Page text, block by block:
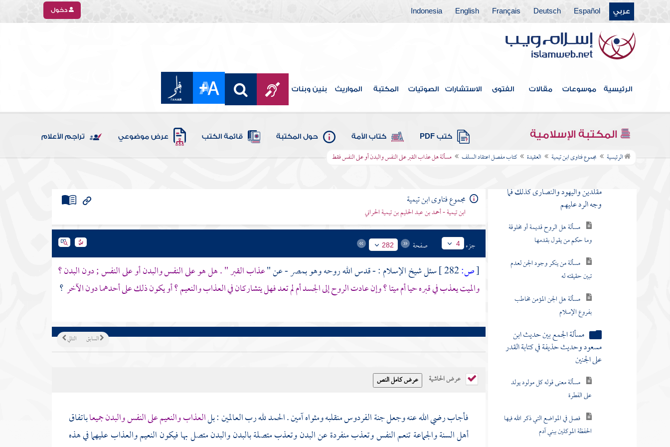
عربي Español
Deutsch
Français
English
Indonesia دخول
الرئيسية موسوعات مقالات الفتوى الاستشارات الصوتيات المكتبة المواريث بنين وبنات
المكتبة الإسلامية كتب PDF كتاب الأمة حول المكتبة قائمة الكتب عرض موضوعي تراجم الأعلام
الرئيسية مجموع فتاوى ابن تيمية العقيدة كتاب مفصل اعتقاد السلف مسألة هل عذاب القبر على النفس والبدن أو على النفس فقط
كتاب توحيد الربوبية
كتاب مجمل اعتقاد السلف
مسألة مذهب السلف
والمتأخرين في الاعتقاد والأصح منهما
قاعدة الاستدلال بكون الشيء
بدعة على كراهيته
مقلدين واليهود والنصارى كذلك فما
وجه الرد عليهم
مسألة هل الروح قديمة أو مخلوقة
وما حكم من يقول بقدمها
مسألة من ينكر وجود الجن لعدم
تبين حقيقته له
مسألة هل الجن المؤمن مخاطب
بفروع الإسلام
مسألة الجمع بين حديث ابن
مسعود وحديث حذيفة في كتابة القدر
على الجنين
مسألة معنى قوله كل مولود يولد
على الفطرة
فصل في المواضع التي ذكر الله فيها
الحفظة الموكلين ببني آدم
مجموع فتاوى ابن تيمية
ابن تيمية - أحمد بن عبد الحليم بن تيمية الحراني
جزء 4 صفحة 282
[ص: سئل شيخ الإسلام : - قدس الله روحه وهوبمصر- عن "عذاب القبر " . هل هو على النفس والبدن أو على النفس ; دون البدن ؟
والميت يعذب في قبره حيا أم ميتا ؟ وإن عادت الروح إلى الجسد أم لم تعد فهل يتشاركان في العذاب والنعيم ؟ أو يكون ذلك على أحدهما دون الآخر؟
التالي السابق
عرض الحاشية
فأجاب رضي الله عنه وجعل جنة الفردوس منقلبه ومثواه آمين . الحمد لله رب العالمين : بلالعذاب والنعيم على النفس والبدن جميعاباتفاق
أهل السنة والجماعة تنعم النفس وتعذب منفردة عن البدن وتعذب متصلة بالبدن والبدن متصل بها فيكون النعيم والعذاب عليهما في هذه